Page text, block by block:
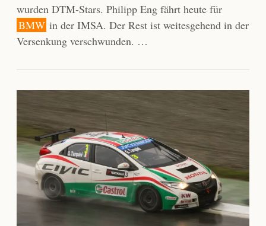
wurden DTM-Stars. Philipp Eng fährt heute für
BMW in der IMSA. Der Rest ist weitesgehend in der
Versenkung verschwunden. …